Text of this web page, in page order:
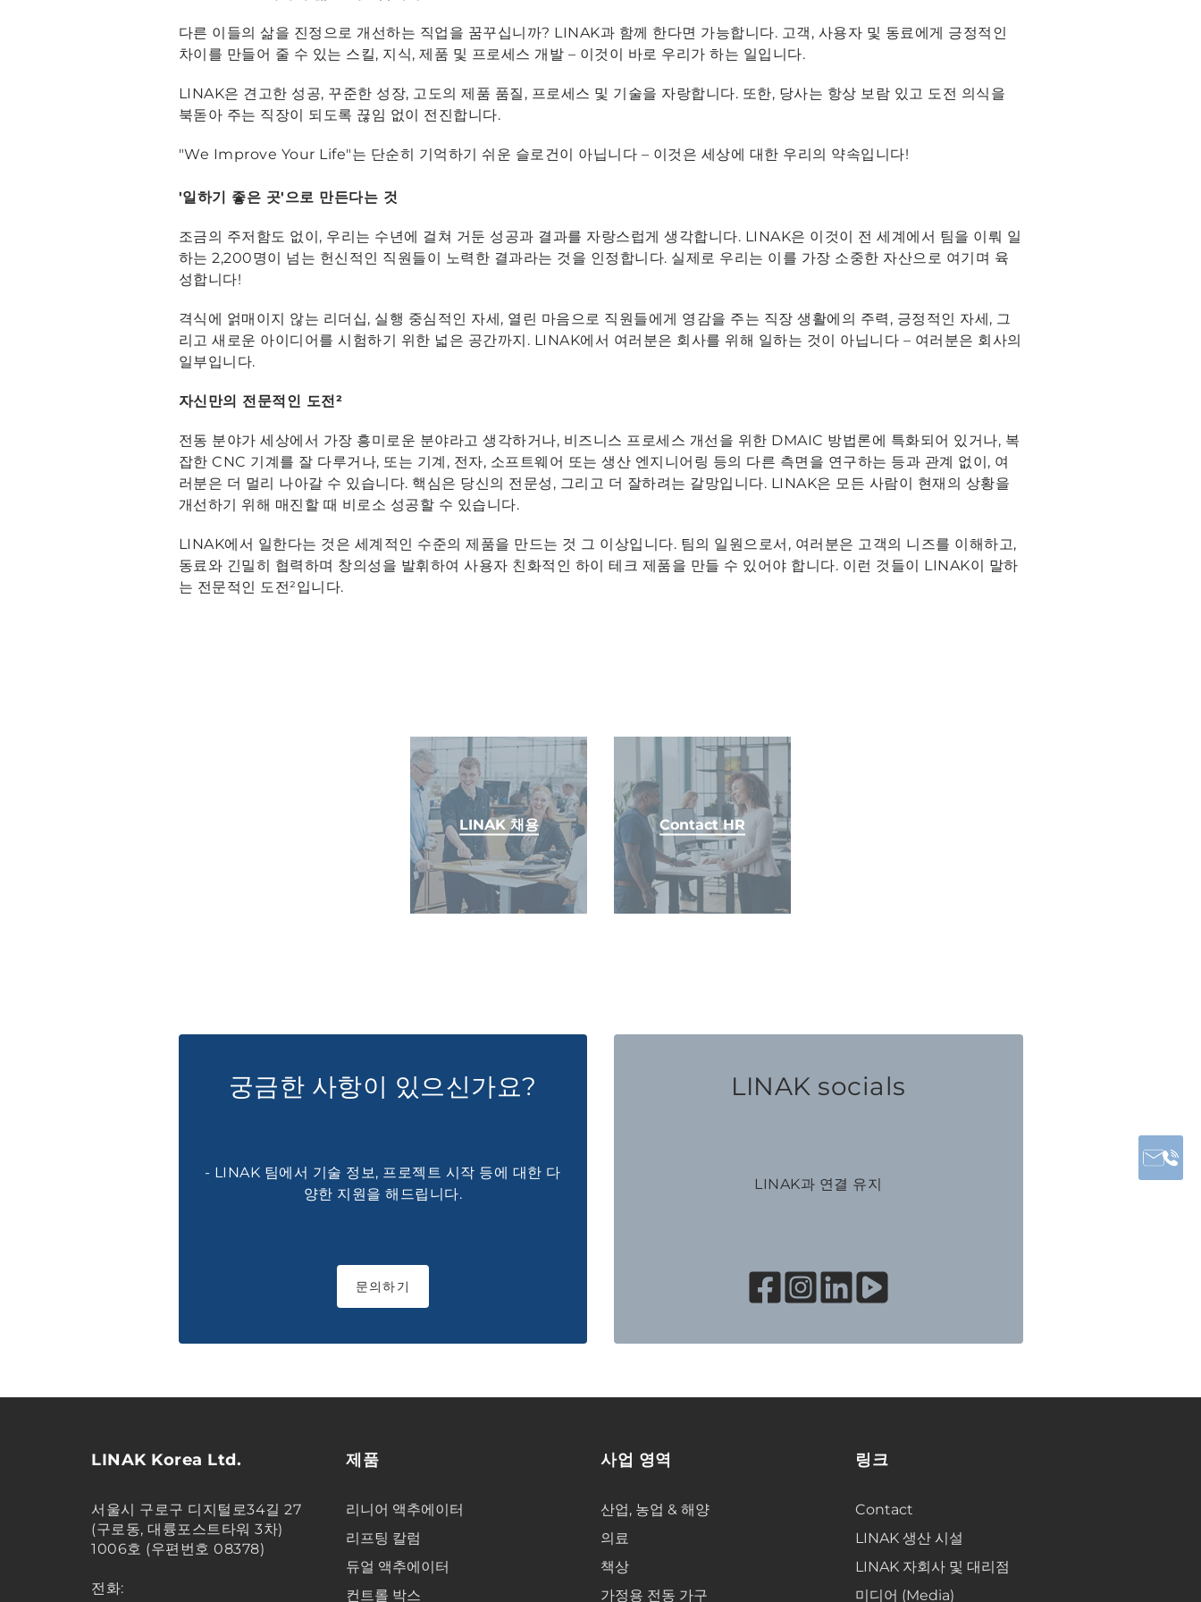
다른 이들의 삶을 진정으로 개선하는 직업을 꿈꾸십니까? LINAK과 함께 한다면 가능합니다. 고객, 사용자 및 동료에게 긍정적인
차이를 만들어 줄 수 있는 스킬, 지식, 제품 및 프로세스 개발 – 이것이 바로 우리가 하는 일입니다.
LINAK은 견고한 성공, 꾸준한 성장, 고도의 제품 품질, 프로세스 및 기술을 자랑합니다. 또한, 당사는 항상 보람 있고 도전 의식을
북돋아 주는 직장이 되도록 끊임 없이 전진합니다.
"We Improve Your Life"는 단순히 기억하기 쉬운 슬로건이 아닙니다 – 이것은 세상에 대한 우리의 약속입니다!
'일하기 좋은 곳'으로 만든다는 것
조금의 주저함도 없이, 우리는 수년에 걸쳐 거둔 성공과 결과를 자랑스럽게 생각합니다. LINAK은 이것이 전 세계에서 팀을 이뤄 일
하는 2,200명이 넘는 헌신적인 직원들이 노력한 결과라는 것을 인정합니다. 실제로 우리는 이를 가장 소중한 자산으로 여기며 육
성합니다!
격식에 얽매이지 않는 리더십, 실행 중심적인 자세, 열린 마음으로 직원들에게 영감을 주는 직장 생활에의 주력, 긍정적인 자세, 그
리고 새로운 아이디어를 시험하기 위한 넓은 공간까지. LINAK에서 여러분은 회사를 위해 일하는 것이 아닙니다 – 여러분은 회사의
일부입니다.
자신만의 전문적인 도전²
전동 분야가 세상에서 가장 흥미로운 분야라고 생각하거나, 비즈니스 프로세스 개선을 위한 DMAIC 방법론에 특화되어 있거나, 복
잡한 CNC 기계를 잘 다루거나, 또는 기계, 전자, 소프트웨어 또는 생산 엔지니어링 등의 다른 측면을 연구하는 등과 관계 없이, 여
러분은 더 멀리 나아갈 수 있습니다. 핵심은 당신의 전문성, 그리고 더 잘하려는 갈망입니다. LINAK은 모든 사람이 현재의 상황을
개선하기 위해 매진할 때 비로소 성공할 수 있습니다.
LINAK에서 일한다는 것은 세계적인 수준의 제품을 만드는 것 그 이상입니다. 팀의 일원으로서, 여러분은 고객의 니즈를 이해하고,
동료와 긴밀히 협력하며 창의성을 발휘하여 사용자 친화적인 하이 테크 제품을 만들 수 있어야 합니다. 이런 것들이 LINAK이 말하
는 전문적인 도전²입니다.
LINAK 채용 Contact HR
궁금한 사항이 있으신가요?
- LINAK 팀에서 기술 정보, 프로젝트 시작 등에 대한 다
양한 지원을 해드립니다.
문의하기
LINAK socials
LINAK과 연결 유지
LINAK Korea Ltd.
서울시 구로구 디지털로34길 27
(구로동, 대륭포스트타워 3차)
1006호 (우편번호 08378)
전화:
제품
리니어 액추에이터
리프팅 칼럼
듀얼 액추에이터
컨트롤 박스
사업 영역
산업, 농업 & 해양
의료
책상
가정용 전동 가구
링크
Contact
LINAK 생산 시설
LINAK 자회사 및 대리점
미디어 (Media)